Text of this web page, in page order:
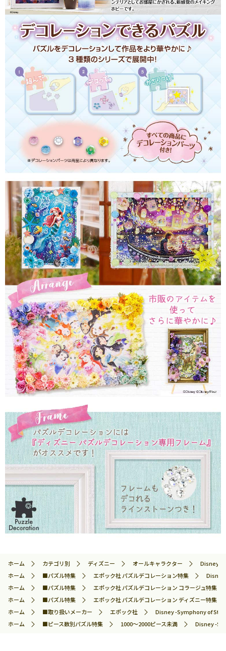
ホーム カテゴリ別 ディズニー オールキャラクター
Disney -
ホーム
■パズル特集 エポック社 パズルデコレーション特集
Disney
ホーム
■パズル特集
エポック社 パズルデコレーション コラージュ特集
ホーム
■パズル特集
エポック社 パズルデコレーション ディズニー特集
ホーム
■取り扱いメーカー エポック社
Disney -Symphony of
ホーム
■ピース数別パズル特集 1000～2000ピース未満 Disney -